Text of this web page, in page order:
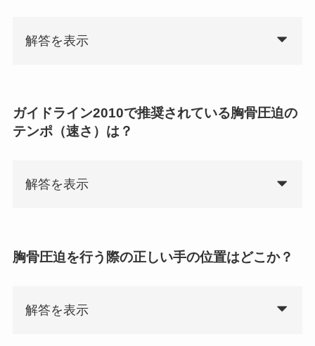
解答を表示
ガイドライン2010で推奨されている胸骨圧迫の
テンポ（速さ）は？
解答を表示
胸骨圧迫を行う際の正しい手の位置はどこか？
解答を表示